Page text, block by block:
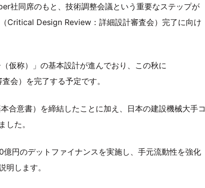
社同席のもと、技術調整会議という重要なステップが
Critical Design Review：詳細設計審査会）完了に向け
仮称）」の基本設計が進んでおり、この秋に
会）を完了する予定です。
合意書）を締結したことに加え、日本の建設機械大手コ
た。
円のデットファイナンスを実施し、手元流動性を強化
明します。